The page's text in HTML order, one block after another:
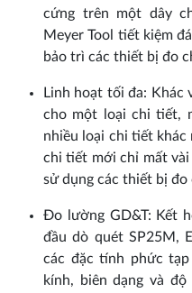
cứng trên một dây
Meyer Tool tiết kiệm
bảo trì các thiết bị đo
Linh hoạt tối đa: Khác
cho một loại chi tiết,
nhiều loại chi tiết khác
chi tiết mới chỉ mất
sử dụng các thiết bị đo
Đo lường GD&T: Kết
đầu dò quét SP25M,
các đặc tính phức
kính, biên dạng và